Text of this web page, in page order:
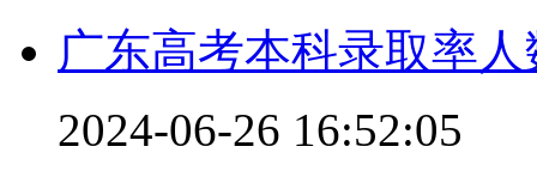
广东高考本科录取率
2024-06-26 16:52:05